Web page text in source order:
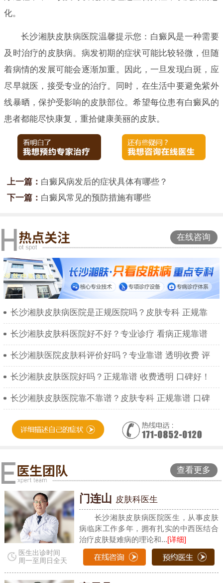
化。
长沙湘肤皮肤病医院温馨提示您：白癜风是一种需要
及时治疗的皮肤病。病发初期的症状可能比较轻微，但随
着病情的发展可能会逐渐加重。因此，一旦发现白斑，应
尽早就医，接受专业的治疗。同时，在生活中要避免紫外
线暴晒，保护受影响的皮肤部位。希望每位患有白癜风的
患者都能尽快康复，重拾健康美丽的皮肤。
上一篇： 白癜风病发后的症状具体有哪些？
下一篇： 白癜风常见的预防措施有哪些
在线咨询
长沙湘肤皮肤病医院是正规医院吗？皮肤专科 正规靠
长沙湘肤皮肤科医院好不好？专业诊疗 看病正规靠谱
长沙湘肤医院皮肤科评价好吗？专业靠谱 透明收费 评
长沙湘肤皮肤医院好吗？正规靠谱 收费透明 口碑好！
长沙湘肤皮肤医院靠不靠谱？皮肤专科 正规靠谱 口碑
查看更多
医生出诊时间
周一至周日全天
门连山 皮肤科医生
长沙湘肤皮肤病医院医生，从事皮肤
病临床工作多年，拥有扎实的中西医结合
治疗皮肤疑难病的理论和...[详细]